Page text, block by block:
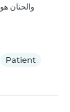
Patient